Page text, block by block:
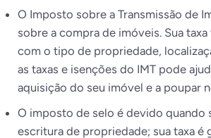
O Imposto sobre a Transmissão de
sobre a compra de imóveis. Sua
com o tipo de propriedade,
as taxas e isenções do IMT pode
aquisição do seu imóvel e a poupar
O imposto de selo é devido quando
escritura de propriedade; sua taxa é